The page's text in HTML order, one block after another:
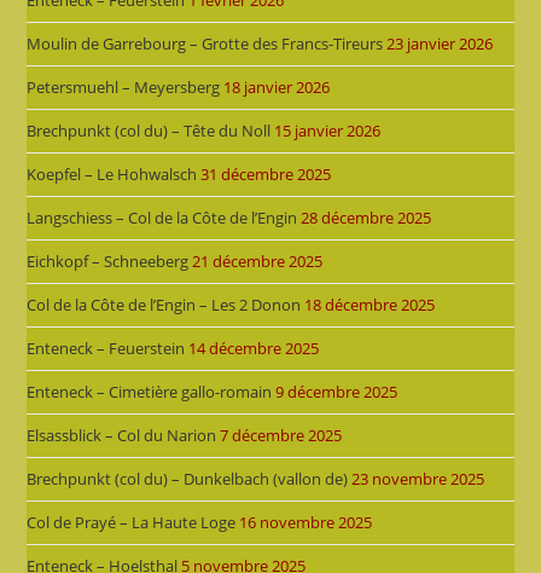
Moulin de Garrebourg – Grotte des Francs-Tireurs23 janvier 2026
Petersmuehl – Meyersberg 18 janvier 2026
Brechpunkt (col du) – Tête du Noll 15 janvier 2026
Koepfel – Le Hohwalsch 31 décembre 2025
Langschiess – Col de la Côte de l’Engin 28 décembre 2025
Eichkopf – Schneeberg21 décembre 2025
Col de la Côte de l’Engin – Les 2 Donon 18 décembre 2025
Enteneck – Feuerstein 14 décembre 2025
Enteneck – Cimetière gallo-romain 9 décembre 2025
Elsassblick – Col du Narion 7 décembre 2025
Brechpunkt (col du) – Dunkelbach (vallon de)23 novembre 2025
Col de Prayé – La Haute Loge 16 novembre 2025
Enteneck – Hoelsthal 5 novembre 2025